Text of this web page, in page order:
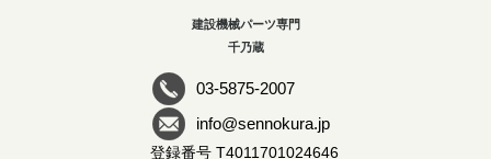
建設機械パーツ専門
千乃蔵
03-5875-2007
info@sennokura.jp
登録番号 T4011701024646